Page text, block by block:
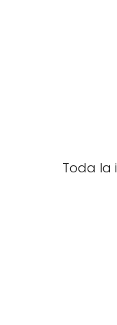
Toda la